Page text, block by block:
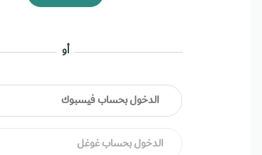
أو
الدخول بحساب فيسبوك
الدخول بحساب غوغل